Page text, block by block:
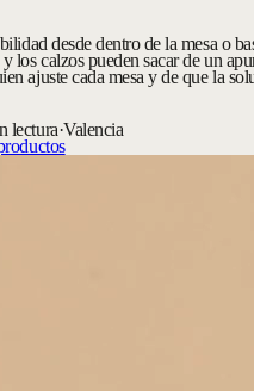
desde dentro de la mesa o
los calzos pueden sacar de un
ajuste cada mesa y de que la
lectura·Valencia